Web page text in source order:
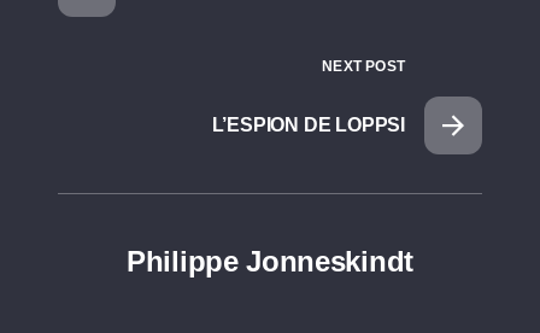
NEXT POST
L’ESPION DE LOPPSI
Philippe Jonneskindt